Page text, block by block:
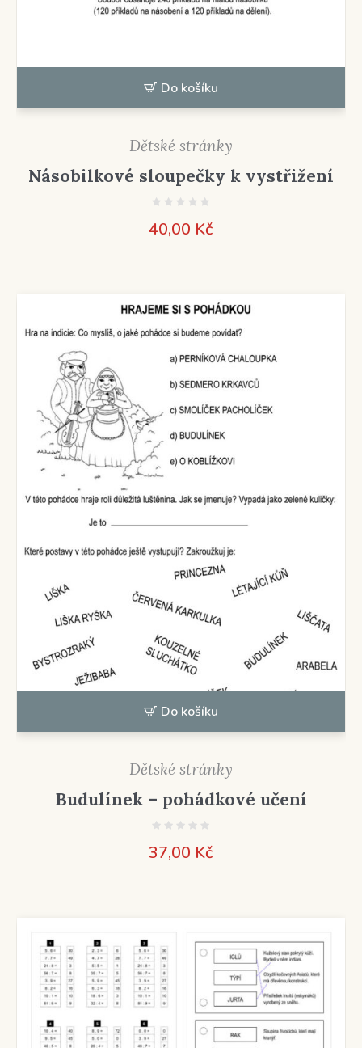
Do košíku
Dětské stránky
Násobilkové sloupečky k vystřižení
40,00 Kč
Do košíku
Dětské stránky
Budulínek – pohádkové učení
37,00 Kč